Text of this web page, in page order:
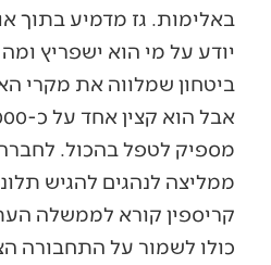
באלימות. גז מדמיע בתוך
יודע על מי הוא ישפריץ ומה
ביטחון שמלווה את מקרי
מספיק לטפל בהכול. לחברה
ממליצה לנהגים להגיש
קריספין קורא לממשלה
כולו לשמור על התחבורה